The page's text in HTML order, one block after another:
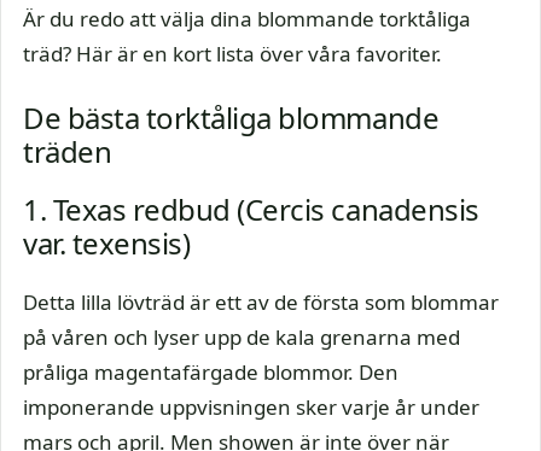
Är du redo att välja dina blommande torktåliga
träd? Här är en kort lista över våra favoriter.
De bästa torktåliga blommande
träden
1. Texas redbud (Cercis canadensis
var. texensis)
Detta lilla lövträd är ett av de första som blommar
på våren och lyser upp de kala grenarna med
pråliga magentafärgade blommor. Den
imponerande uppvisningen sker varje år under
mars och april. Men showen är inte över när